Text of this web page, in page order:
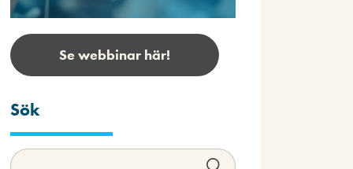
Se webbinar här!
Sök